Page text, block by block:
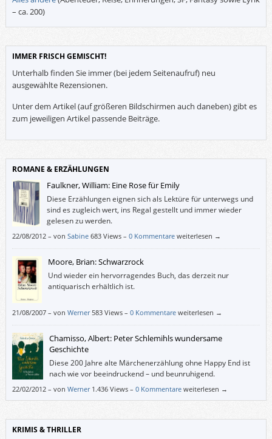
– ca. 200)
IMMER FRISCH GEMISCHT!
Unterhalb finden Sie immer (bei jedem Seitenaufruf) neu
ausgewählte Rezensionen.
Unter dem Artikel (auf größeren Bildschirmen auch daneben) gibt es
zum jeweiligen Artikel passende Beiträge.
ROMANE & ERZÄHLUNGEN
Faulkner, William: Eine Rose für Emily
Diese Erzählungen eignen sich als Lektüre für unterwegs und
sind es zugleich wert, ins Regal gestellt und immer wieder
gelesen zu werden.
22/08/2012– von Sabine 683 Views – 0 Kommentare weiterlesen →
Moore, Brian: Schwarzrock
Und wieder ein hervorragendes Buch, das derzeit nur
antiquarisch erhältlich ist.
21/08/2007– von Werner 583 Views – 0 Kommentare weiterlesen →
Chamisso, Albert: Peter Schlemihls wundersame
Geschichte
Diese 200 Jahre alte Märchenerzählung ohne Happy End ist
nach wie vor beeindruckend – und beunruhigend.
22/02/2012– von Werner 1.436 Views – 0 Kommentare weiterlesen →
KRIMIS & THRILLER